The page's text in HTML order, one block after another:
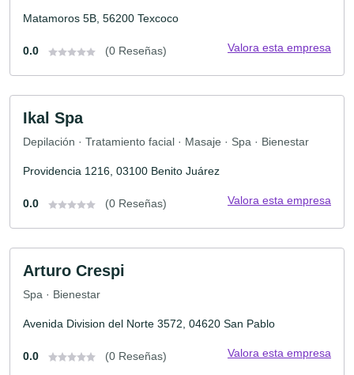
Matamoros 5B, 56200 Texcoco
0.0 (0 Reseñas) Valora esta empresa
Ikal Spa
Depilación · Tratamiento facial · Masaje · Spa · Bienestar
Providencia 1216, 03100 Benito Juárez
0.0 (0 Reseñas) Valora esta empresa
Arturo Crespi
Spa · Bienestar
Avenida Division del Norte 3572, 04620 San Pablo
0.0 (0 Reseñas) Valora esta empresa